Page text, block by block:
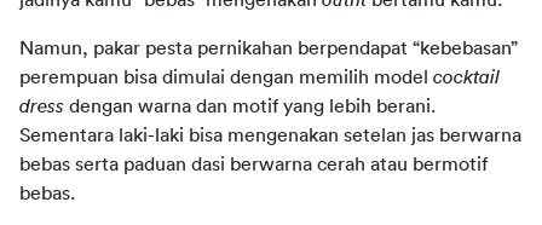
Namun, pakar pesta pernikahan berpendapat “kebebasan”
perempuan bisa dimulai dengan memilih model cocktail
dress dengan warna dan motif yang lebih berani.
Sementara laki-laki bisa mengenakan setelan jas berwarna
bebas serta paduan dasi berwarna cerah atau bermotif
bebas.